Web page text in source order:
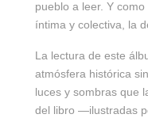
pueblo a leer. Y
íntima y colectiva, la
La lectura de este
atmósfera histórica
luces y sombras que
del libro —ilustradas